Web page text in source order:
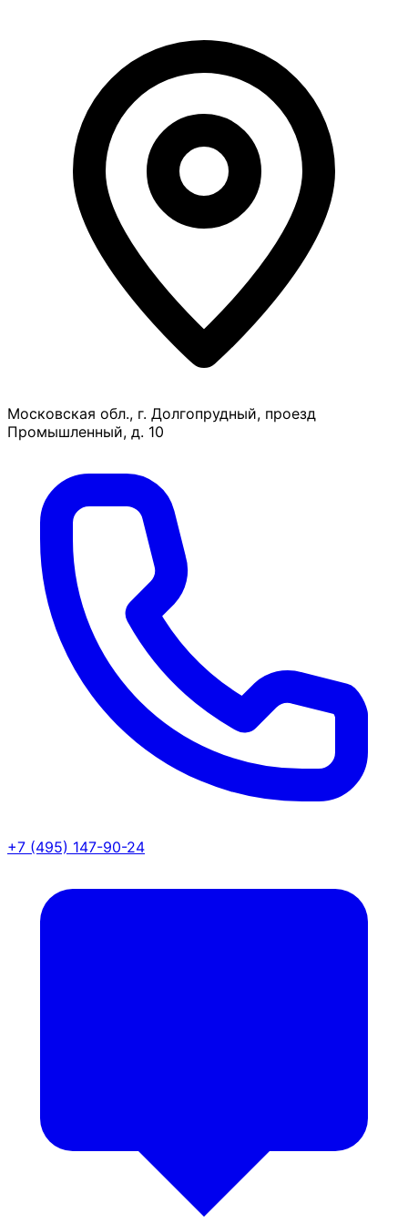
Московская обл., г. Долгопрудный, проезд
Промышленный, д. 10
+7 (495) 147-90-24